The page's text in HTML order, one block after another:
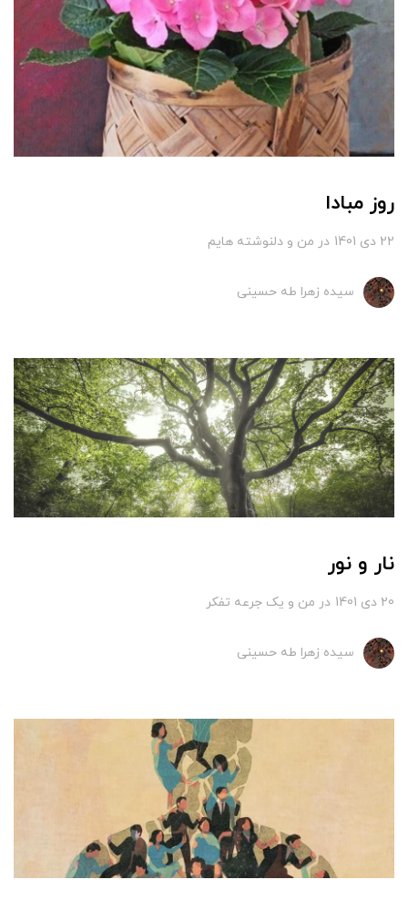
روز مبادا
22 دی 1401 در من و دلنوشته هایم
سیده زهرا طه حسینی
نار و نور
20 دی 1401 در من و یک جرعه تفکر
سیده زهرا طه حسینی